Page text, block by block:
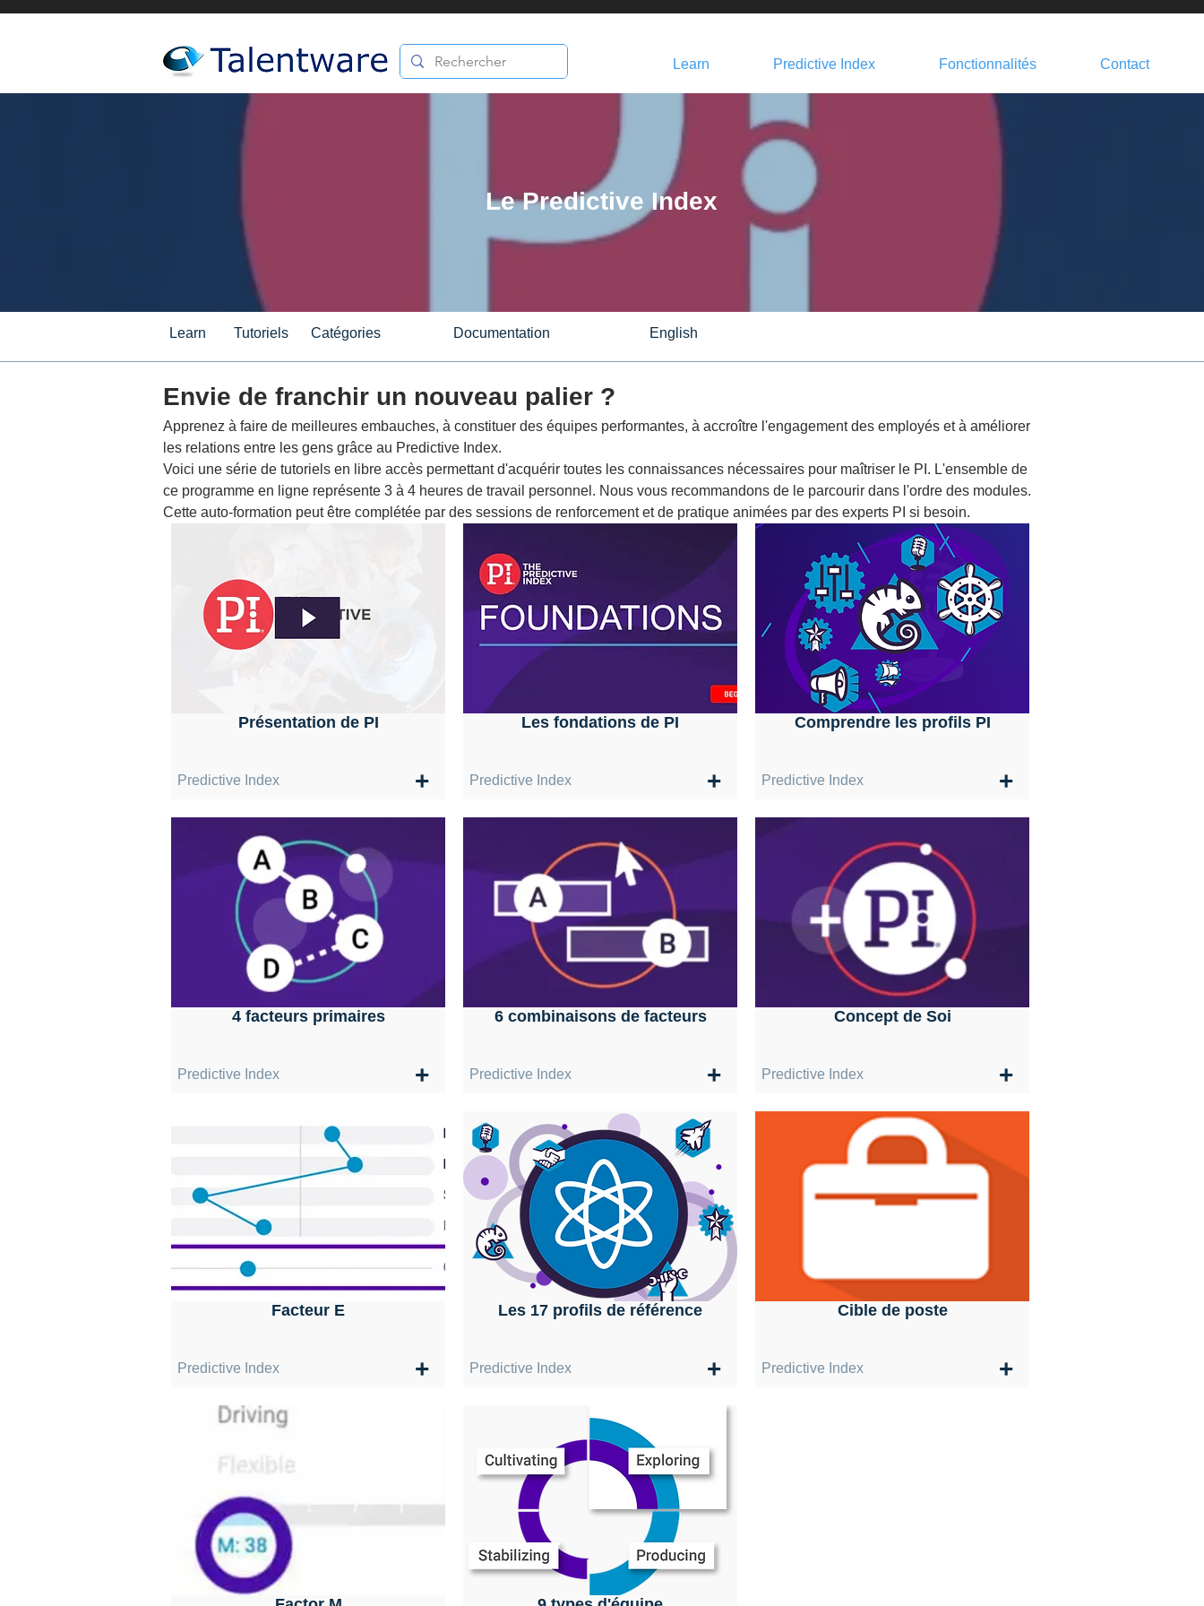
Learn Predictive Index Fonctionnalités Contact
Le Predictive Index
Learn Tutoriels Catégories Documentation English
Envie de franchir un nouveau palier ?
Apprenez à faire de meilleures embauches, à constituer des équipes performantes, à accroître l'engagement des employés et à améliorer
les relations entre les gens grâce au Predictive Index.
Voici une série de tutoriels en libre accès permettant d'acquérir toutes les connaissances nécessaires pour maîtriser le PI. L'ensemble de
ce programme en ligne représente 3 à 4 heures de travail personnel. Nous vous recommandons de le parcourir dans l'ordre des modules.
Cette auto-formation peut être complétée par des sessions de renforcement et de pratique animées par des experts PI si besoin.
Présentation de PI
Predictive Index +
4 facteurs primaires
Predictive Index +
Facteur E
Predictive Index +
Les fondations de PI
Predictive Index +
6 combinaisons de facteurs
Predictive Index +
Les 17 profils de référence
Predictive Index +
Comprendre les profils PI
Predictive Index +
Concept de Soi
Predictive Index +
Cible de poste
Predictive Index +